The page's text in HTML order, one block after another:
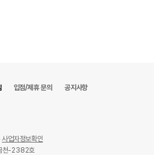
인 상품이 출고됩니다.
입점/제휴 문의 공지사항
사업자정보확인
천-2382호